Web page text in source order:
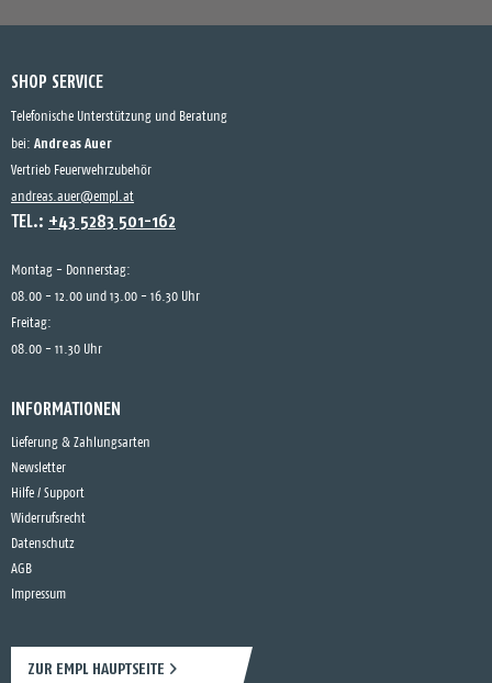
SHOP SERVICE
Telefonische Unterstützung und Beratung
bei: Andreas Auer
Vertrieb Feuerwehrzubehör
andreas.auer@empl.at
TEL.: +43 5283 501-162
Montag - Donnerstag:
08.00 - 12.00 und 13.00 - 16.30 Uhr
Freitag:
08.00 - 11.30 Uhr
INFORMATIONEN
Lieferung & Zahlungsarten
Newsletter
Hilfe / Support
Widerrufsrecht
Datenschutz
AGB
Impressum
ZUR EMPL HAUPTSEITE